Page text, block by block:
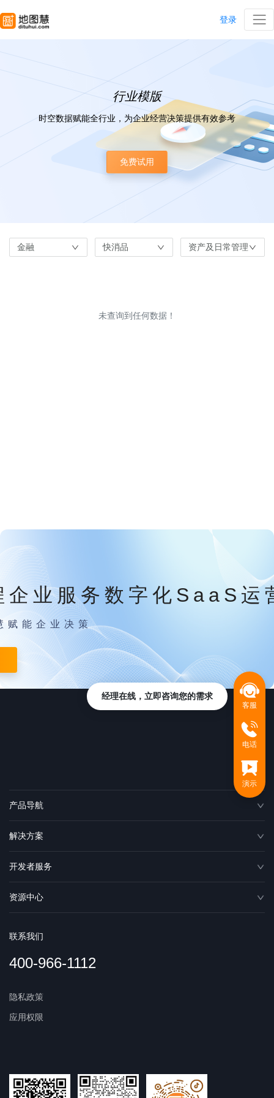
登录
行业模版
时空数据赋能全行业，为企业经营决策提供有效参考
免费试用
金融 快消品 资产及日常管理
未查询到任何数据！
企业服务数字化SaaS运
赋能企业决策
产品导航
解决方案
开发者服务
资源中心
联系我们
400-966-1112
隐私政策
应用权限
客服
电话
演示
经理在线，立即咨询您的需求